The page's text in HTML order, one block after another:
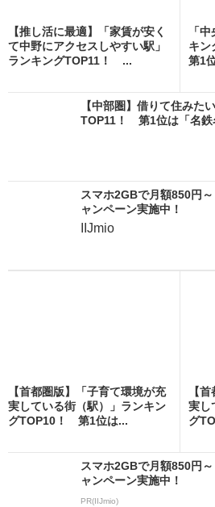
【推し活に最適】「家賃が安く
て中野にアクセスしやすい駅」
ランキングTOP11！ ...
「
キ
第1
【中部圏】借りて住みた
TOP11！ 第1位は「名鉄
スマホ2GBで月額850円
ャンペーン実施中！
IIJmio
【首都圏版】「子育て環境が充
実している街（駅）」ランキン
グTOP10！ 第1位は...
【
実し
グ
スマホ2GBで月額850円
ャンペーン実施中！
PR(IIJmio)